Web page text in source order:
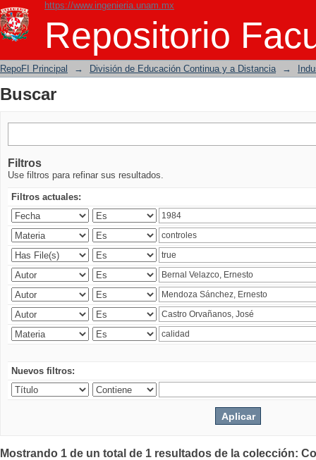
https://www.ingenieria.unam.mx
Repositorio
Buscar
RepoFI Principal → División de Educación Continua y a Distancia →
Buscar
Filtros
Use filtros para refinar sus resultados.
Filtros actuales:
Nuevos filtros:
Mostrando 1 de un total de 1 resultados de la colección: